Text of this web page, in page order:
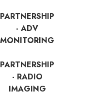
PARTNERSHIP
- ADV
MONITORING
PARTNERSHIP
- RADIO
IMAGING